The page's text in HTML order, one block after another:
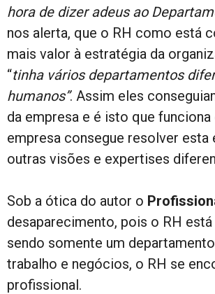
hora de dizer adeus ao
nos alerta, que o RH como está
mais valor à estratégia da
“tinha vários departamentos
humanos”. Assim eles
da empresa e é isto que
empresa consegue resolver
outras visões e expertises
Sob a ótica do autor o
desaparecimento, pois o RH
sendo somente um
trabalho e negócios, o RH se
profissional.